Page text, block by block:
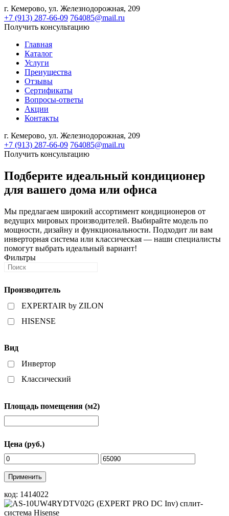
г. Кемерово, ул. Железнодорожная, 209
+7 (913) 287-66-09 764085@mail.ru
Получить консультацию
Главная
Каталог
Услуги
Преиущества
Отзывы
Сертификаты
Вопросы-ответы
Акции
Контакты
г. Кемерово, ул. Железнодорожная, 209
+7 (913) 287-66-09 764085@mail.ru
Получить консультацию
Подберите идеальный кондиционер
для вашего дома или офиса
Мы предлагаем широкий ассортимент кондиционеров от
ведущих мировых производителей. Выбирайте модель по
мощности, дизайну и функциональности. Подходит ли вам
инверторная система или классическая — наши специалисты
помогут выбрать идеальный вариант!
Фильтры
Производитель
EXPERTAIR by ZILON
HISENSE
Вид
Инвертор
Классический
Площадь помещения (м2)
Цена (руб.)
Применить
код: 1414022